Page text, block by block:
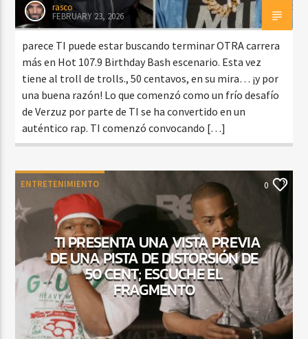
Beone Radio
rasco
FEBRUARY 23, 2026
parece TI puede estar buscando terminar OTRA carrera
más en Hot 107.9 Birthday Bash escenario. Esta vez
tiene al troll de trolls., 50 centavos, en su mira… ¡y por
una buena razón! Lo que comenzó como un frío desafío
de Verzuz por parte de TI se ha convertido en un
auténtico rap. TI comenzó convocando […]
ENTRETENIMIENTO 0
TI PRESENTA UNA VISTA PREVIA
DE UNA PISTA DE DISTORSIÓN DE
50 CENT; ESCUCHE EL
FRAGMENTO